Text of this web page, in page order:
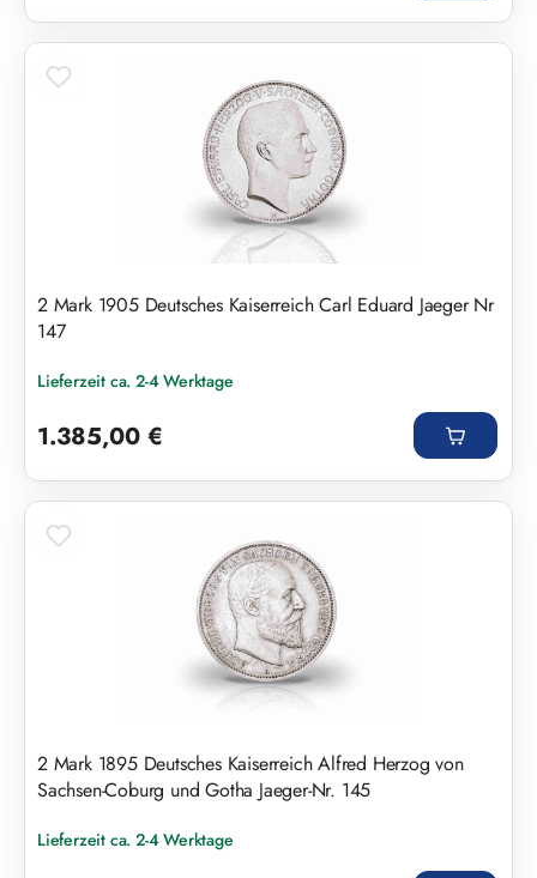
2 Mark 1905 Deutsches Kaiserreich Carl Eduard Jaeger Nr
147
Lieferzeit ca. 2-4 Werktage
1.385,00 €
2 Mark 1895 Deutsches Kaiserreich Alfred Herzog von
Sachsen-Coburg und Gotha Jaeger-Nr. 145
Lieferzeit ca. 2-4 Werktage